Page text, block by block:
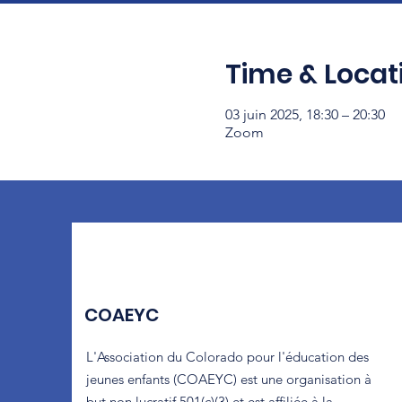
Time &
03 juin 2025, 18:30 – 20:30
Zoom
COAEYC
L'Association du Colorado pour l'éducation des
jeunes enfants (COAEYC) est une organisation à